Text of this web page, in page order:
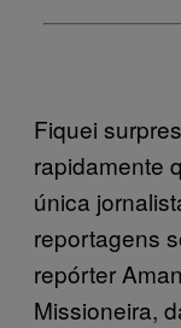
Fiquei
rapidamente
única
reportagens
repórter
Missioneira,